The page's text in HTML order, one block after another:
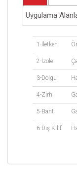
Uygulama
1-İletken
2-İzole
3-Dolgu
4-Zırh
5-Bant
6-Dış Kılıf